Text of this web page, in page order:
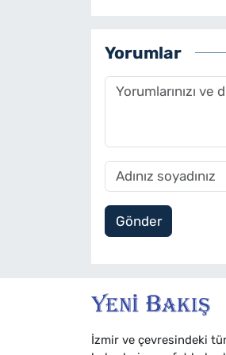
Yorumlar
Gönder
İzmir ve çevresindeki